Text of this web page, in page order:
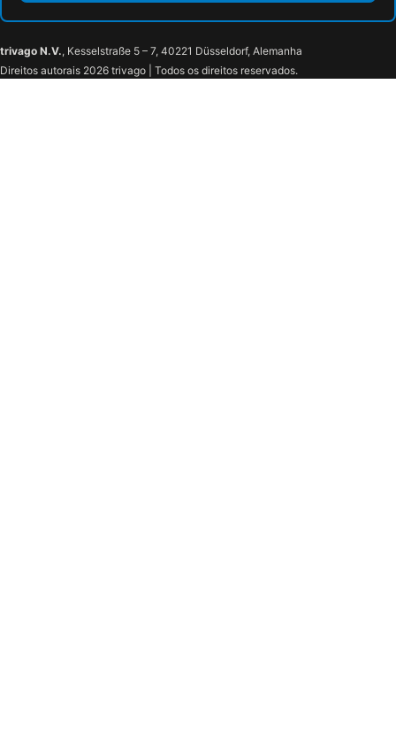
trivago N.V., Kesselstraße 5 – 7, 40221 Düsseldorf, Alemanha
Direitos autorais 2026 trivago | Todos os direitos reservados.